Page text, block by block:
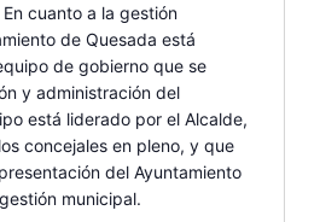
cuanto a la gestión
de Quesada está
de gobierno que se
y administración del
está liderado por el Alcalde,
concejales en pleno, y que
del Ayuntamiento
municipal.